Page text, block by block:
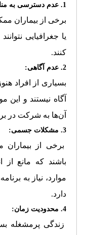
1. عدم دسترسی به منابع:
برخی از بیماران
یا جغرافیایی
کنند.
2. عدم آگاهی:
بسیاری از افراد
آگاه نیستند و
آن‌ها به شرکت در
3. مشکلات جسمی:
برخی از
باشند که مانع از
موارد، نیاز به
دارد.
4. محدودیت زمان:
زندگی پرمشغله